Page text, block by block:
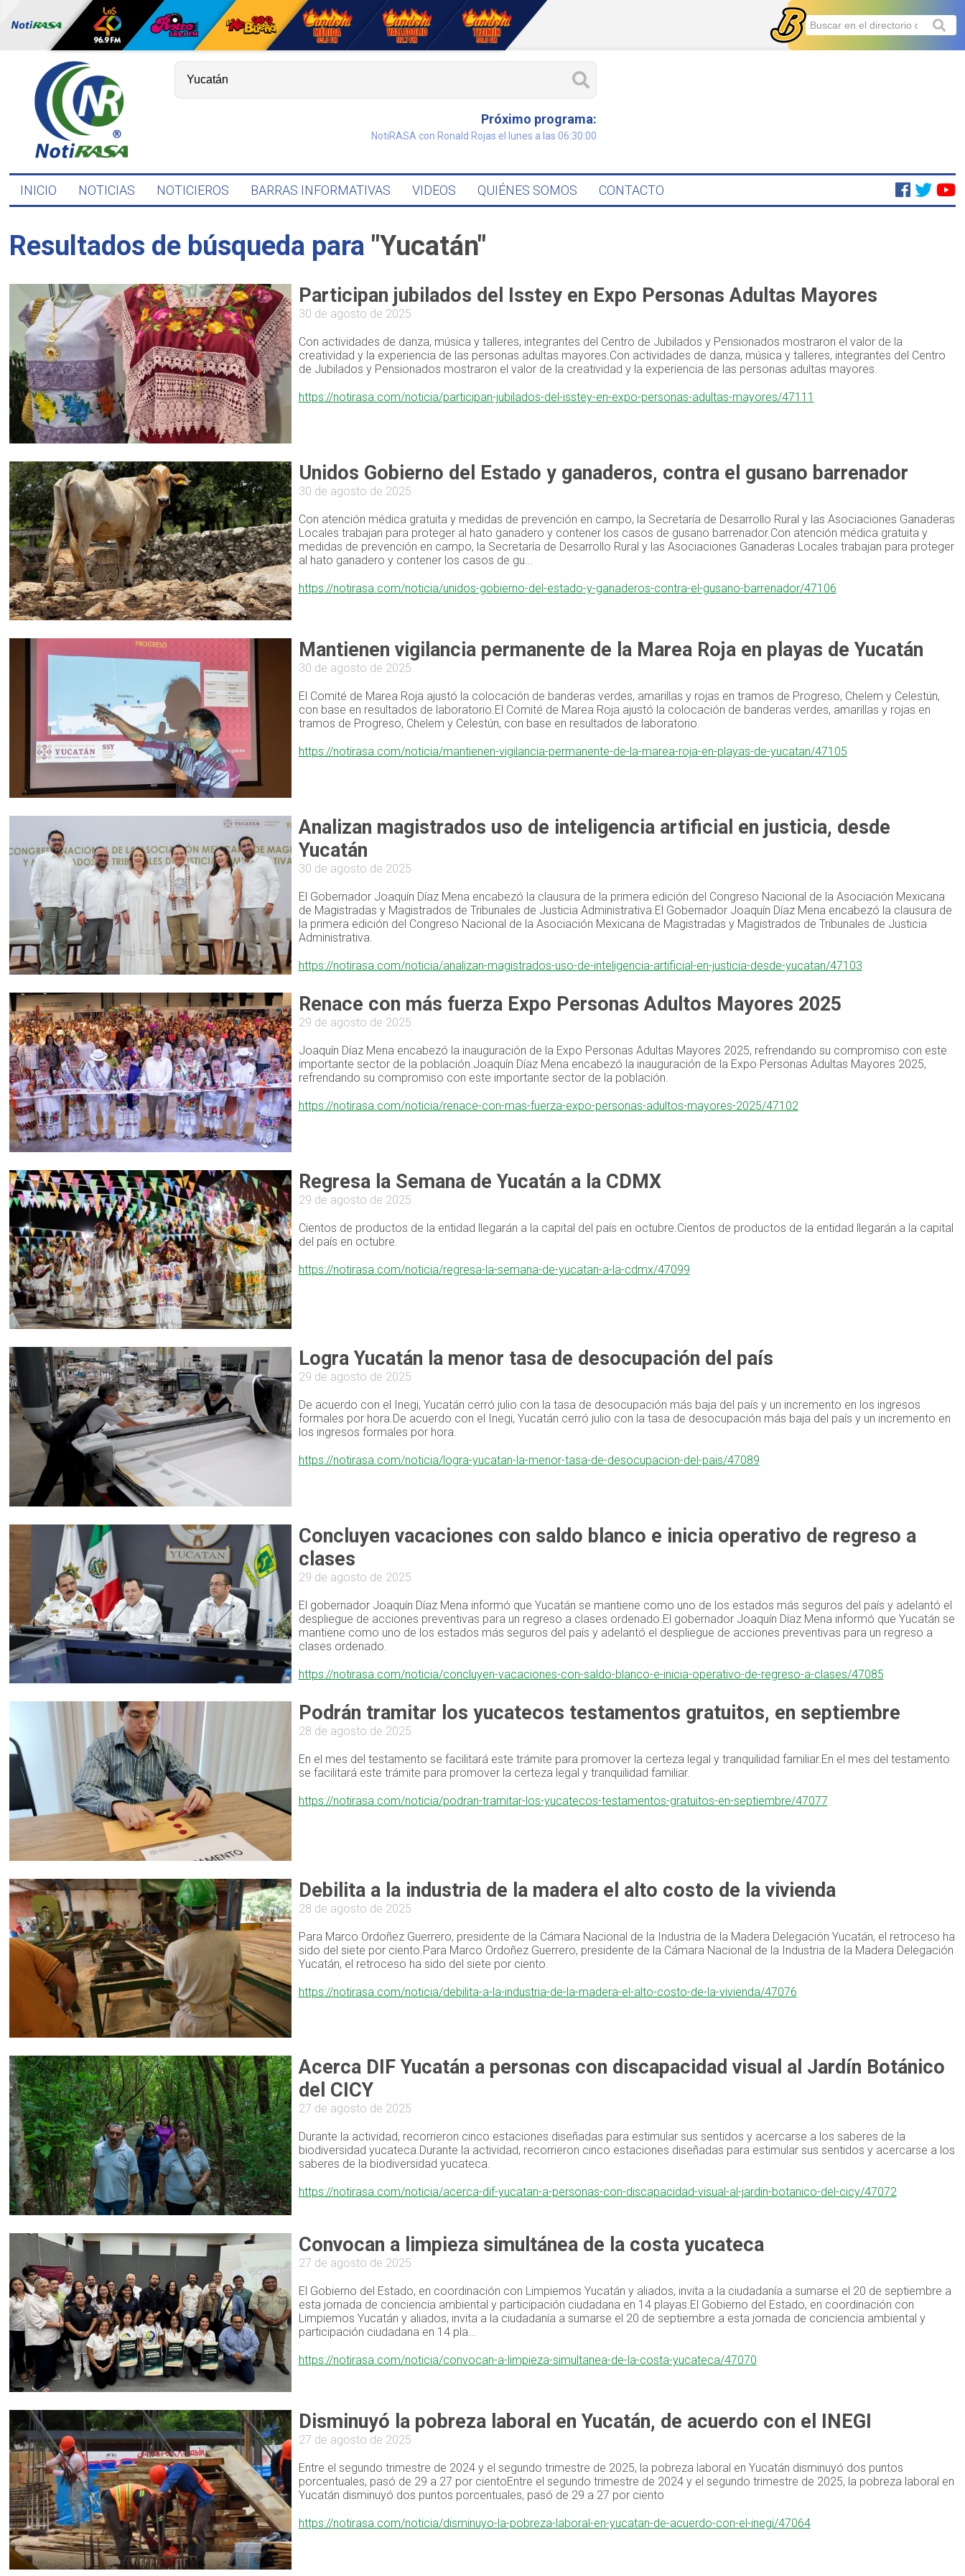
Próximo programa:
NotiRASA con Ronald Rojas el lunes a las 06:30:00
INICIO NOTICIAS NOTICIEROS BARRAS INFORMATIVAS VIDEOS QUIÉNES SOMOS CONTACTO
Resultados de búsqueda para "Yucatán"
Participan jubilados del Isstey en Expo Personas Adultas Mayores
30 de agosto de 2025
Con actividades de danza, música y talleres, integrantes del Centro de Jubilados y Pensionados mostraron el valor de la
creatividad y la experiencia de las personas adultas mayores.Con actividades de danza, música y talleres, integrantes del Centro
de Jubilados y Pensionados mostraron el valor de la creatividad y la experiencia de las personas adultas mayores.
https://notirasa.com/noticia/participan-jubilados-del-isstey-en-expo-personas-adultas-mayores/47111
Unidos Gobierno del Estado y ganaderos, contra el gusano barrenador
30 de agosto de 2025
Con atención médica gratuita y medidas de prevención en campo, la Secretaría de Desarrollo Rural y las Asociaciones Ganaderas
Locales trabajan para proteger al hato ganadero y contener los casos de gusano barrenador.Con atención médica gratuita y
medidas de prevención en campo, la Secretaría de Desarrollo Rural y las Asociaciones Ganaderas Locales trabajan para proteger
al hato ganadero y contener los casos de gu...
https://notirasa.com/noticia/unidos-gobierno-del-estado-y-ganaderos-contra-el-gusano-barrenador/47106
Mantienen vigilancia permanente de la Marea Roja en playas de Yucatán
30 de agosto de 2025
El Comité de Marea Roja ajustó la colocación de banderas verdes, amarillas y rojas en tramos de Progreso, Chelem y Celestún,
con base en resultados de laboratorio.El Comité de Marea Roja ajustó la colocación de banderas verdes, amarillas y rojas en
tramos de Progreso, Chelem y Celestún, con base en resultados de laboratorio.
https://notirasa.com/noticia/mantienen-vigilancia-permanente-de-la-marea-roja-en-playas-de-yucatan/47105
Analizan magistrados uso de inteligencia artificial en justicia, desde
Yucatán
30 de agosto de 2025
El Gobernador Joaquín Díaz Mena encabezó la clausura de la primera edición del Congreso Nacional de la Asociación Mexicana
de Magistradas y Magistrados de Tribunales de Justicia Administrativa.El Gobernador Joaquín Díaz Mena encabezó la clausura de
la primera edición del Congreso Nacional de la Asociación Mexicana de Magistradas y Magistrados de Tribunales de Justicia
Administrativa.
https://notirasa.com/noticia/analizan-magistrados-uso-de-inteligencia-artificial-en-justicia-desde-yucatan/47103
Renace con más fuerza Expo Personas Adultos Mayores 2025
29 de agosto de 2025
Joaquín Díaz Mena encabezó la inauguración de la Expo Personas Adultas Mayores 2025, refrendando su compromiso con este
importante sector de la población.Joaquín Díaz Mena encabezó la inauguración de la Expo Personas Adultas Mayores 2025,
refrendando su compromiso con este importante sector de la población.
https://notirasa.com/noticia/renace-con-mas-fuerza-expo-personas-adultos-mayores-2025/47102
Regresa la Semana de Yucatán a la CDMX
29 de agosto de 2025
Cientos de productos de la entidad llegarán a la capital del país en octubre.Cientos de productos de la entidad llegarán a la capital
del país en octubre.
https://notirasa.com/noticia/regresa-la-semana-de-yucatan-a-la-cdmx/47099
Logra Yucatán la menor tasa de desocupación del país
29 de agosto de 2025
De acuerdo con el Inegi, Yucatán cerró julio con la tasa de desocupación más baja del país y un incremento en los ingresos
formales por hora.De acuerdo con el Inegi, Yucatán cerró julio con la tasa de desocupación más baja del país y un incremento en
los ingresos formales por hora.
https://notirasa.com/noticia/logra-yucatan-la-menor-tasa-de-desocupacion-del-pais/47089
Concluyen vacaciones con saldo blanco e inicia operativo de regreso a
clases
29 de agosto de 2025
El gobernador Joaquín Díaz Mena informó que Yucatán se mantiene como uno de los estados más seguros del país y adelantó el
despliegue de acciones preventivas para un regreso a clases ordenado.El gobernador Joaquín Díaz Mena informó que Yucatán se
mantiene como uno de los estados más seguros del país y adelantó el despliegue de acciones preventivas para un regreso a
clases ordenado.
https://notirasa.com/noticia/concluyen-vacaciones-con-saldo-blanco-e-inicia-operativo-de-regreso-a-clases/47085
Podrán tramitar los yucatecos testamentos gratuitos, en septiembre
28 de agosto de 2025
En el mes del testamento se facilitará este trámite para promover la certeza legal y tranquilidad familiar.En el mes del testamento
se facilitará este trámite para promover la certeza legal y tranquilidad familiar.
https://notirasa.com/noticia/podran-tramitar-los-yucatecos-testamentos-gratuitos-en-septiembre/47077
Debilita a la industria de la madera el alto costo de la vivienda
28 de agosto de 2025
Para Marco Ordoñez Guerrero, presidente de la Cámara Nacional de la Industria de la Madera Delegación Yucatán, el retroceso ha
sido del siete por ciento.Para Marco Ordoñez Guerrero, presidente de la Cámara Nacional de la Industria de la Madera Delegación
Yucatán, el retroceso ha sido del siete por ciento.
https://notirasa.com/noticia/debilita-a-la-industria-de-la-madera-el-alto-costo-de-la-vivienda/47076
Acerca DIF Yucatán a personas con discapacidad visual al Jardín Botánico
del CICY
27 de agosto de 2025
Durante la actividad, recorrieron cinco estaciones diseñadas para estimular sus sentidos y acercarse a los saberes de la
biodiversidad yucateca.Durante la actividad, recorrieron cinco estaciones diseñadas para estimular sus sentidos y acercarse a los
saberes de la biodiversidad yucateca.
https://notirasa.com/noticia/acerca-dif-yucatan-a-personas-con-discapacidad-visual-al-jardin-botanico-del-cicy/47072
Convocan a limpieza simultánea de la costa yucateca
27 de agosto de 2025
El Gobierno del Estado, en coordinación con Limpiemos Yucatán y aliados, invita a la ciudadanía a sumarse el 20 de septiembre a
esta jornada de conciencia ambiental y participación ciudadana en 14 playas.El Gobierno del Estado, en coordinación con
Limpiemos Yucatán y aliados, invita a la ciudadanía a sumarse el 20 de septiembre a esta jornada de conciencia ambiental y
participación ciudadana en 14 pla...
https://notirasa.com/noticia/convocan-a-limpieza-simultanea-de-la-costa-yucateca/47070
Disminuyó la pobreza laboral en Yucatán, de acuerdo con el INEGI
27 de agosto de 2025
Entre el segundo trimestre de 2024 y el segundo trimestre de 2025, la pobreza laboral en Yucatán disminuyó dos puntos
porcentuales, pasó de 29 a 27 por cientoEntre el segundo trimestre de 2024 y el segundo trimestre de 2025, la pobreza laboral en
Yucatán disminuyó dos puntos porcentuales, pasó de 29 a 27 por ciento
https://notirasa.com/noticia/disminuyo-la-pobreza-laboral-en-yucatan-de-acuerdo-con-el-inegi/47064